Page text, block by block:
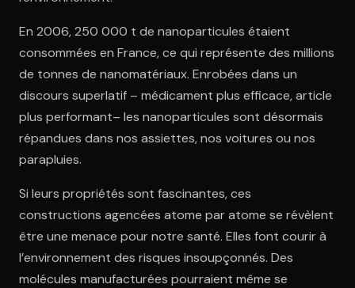
En 2006, 250 000 t de nanoparticules étaient
consommées en France, ce qui représente des millions
de tonnes de nanomatériaux. Enrobées dans un
discours superlatif – médicament plus efficace, article
plus performant– les nanoparticules sont désormais
répandues dans nos assiettes, nos voitures ou nos
parapluies.
Si leurs propriétés sont fascinantes, ces
constructions agencées atome par atome se révèlent
être une menace pour notre santé. Elles font courir à
l’environnement des risques insoupçonnés. Des
molécules manufacturées pourraient même se